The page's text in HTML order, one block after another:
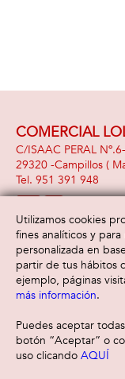
Filtrar
COMERCIAL
C/ISAAC PERAL
29320 -Campillos (
951 391 948
Información
Aviso legal
Política de privacidad
Política de cookies
Utilizamos cookies
fines analíticos y
personalizada en
partir de tus hábitos
ejemplo, páginas
más información.
Puedes aceptar
botón “Aceptar” o
uso clicando AQUÍ